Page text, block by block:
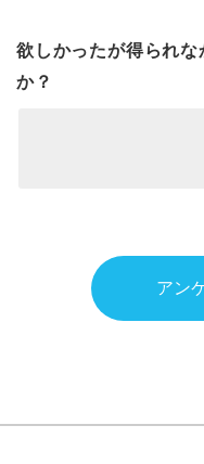
欲しかったが得られ
か？
アン